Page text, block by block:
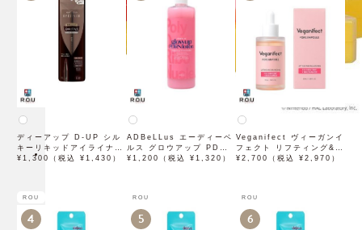
ディーアップ D-UP シル
キーリキッドアイライナー
WP ブラウンブラック
¥1,300（税込 ¥1,430）
ADBeLLus エーディーベ
ルス グロウアップ PDRN
ローション 500mL
¥1,200（税込 ¥1,320）
Veganifect ヴィーガンイ
フェクト リフティング&バ
ランシング フィグチェス
¥2,700（税込 ¥2,970）
ROU
4
ROU
5
ROU
6